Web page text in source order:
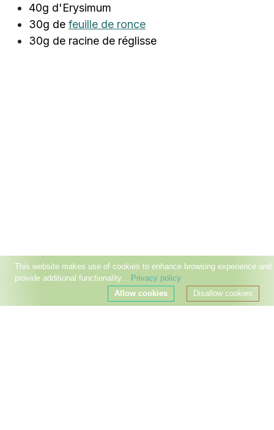
40g d'Erysimum
30g de feuille de ronce
30g de racine de réglisse
This website makes use of cookies to enhance browsing experience and
provide additional functionality.
Privacy policy
Disallow cookies
Allow cookies